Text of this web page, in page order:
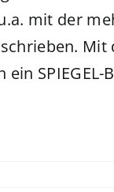
mit der
Mit